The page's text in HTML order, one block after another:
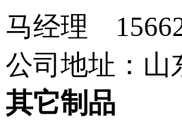
马经理
公司地址：山
其它制品